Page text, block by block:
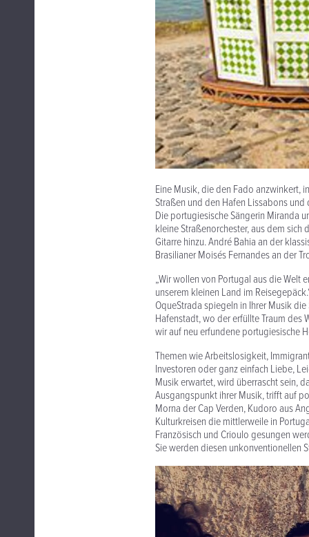
Eine Musik, die den Fado anzwinkert,
Straßen und den Hafen Lissabons
Die portugiesische Sängerin Miranda
kleine Straßenorchester, aus dem
Gitarre hinzu. André Bahia an der
Brasilianer Moisés Fernandes an der
„Wir wollen von Portugal aus die Welt
unserem kleinen Land im
OqueStrada spiegeln in Ihrer Musik
Hafenstadt, wo der erfüllte Traum des
wir auf neu erfundene portugiesische
Themen wie Arbeitslosigkeit,
Investoren oder ganz einfach Liebe,
Musik erwartet, wird überrascht sein,
Ausgangspunkt ihrer Musik, trifft auf
Morna der Cap Verden, Kudoro aus
Kulturkreisen die mittlerweile in
Französisch und Crioulo gesungen
Sie werden diesen unkonventionellen